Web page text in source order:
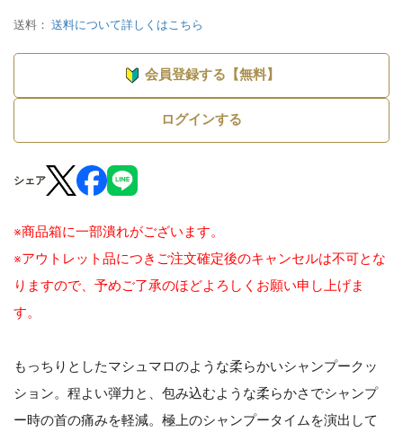
送料： 送料について詳しくはこちら
会員登録する【無料】
ログインする
シェア
※商品箱に一部潰れがございます。
※アウトレット品につきご注文確定後のキャンセルは不可とな
りますので、予めご了承のほどよろしくお願い申し上げま
す。
もっちりとしたマシュマロのような柔らかいシャンプークッ
ション。 程よい弾力と、包み込むような柔らかさでシャンプ
ー時の首の痛みを軽減。極上のシャンプータイムを演出して